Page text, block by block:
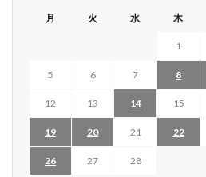
月 火 水 木
1
5 6 7 8
12 13 14 15
19 20 21 22
26 27 28